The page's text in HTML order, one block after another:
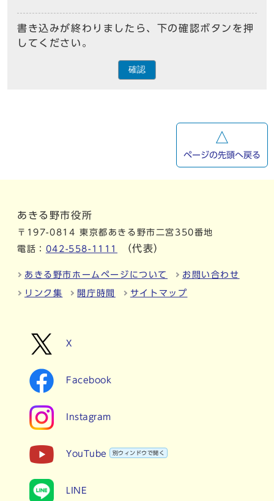
書き込みが終わりましたら、下の確認ボタンを押
してください。
確認
ページの先頭へ戻る
あきる野市役所
〒197-0814 東京都あきる野市二宮350番地
電話： 042-558-1111 （代表）
あきる野市ホームページについて お問い合わせ
リンク集 開庁時間 サイトマップ
X
Facebook
Instagram
YouTube 別ウィンドウで開く
LINE